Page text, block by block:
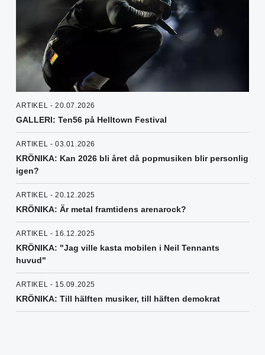
ARTIKEL - 20.07.2026
GALLERI: Ten56 på Helltown Festival
ARTIKEL - 03.01.2026
KRÖNIKA: Kan 2026 bli året då popmusiken blir personlig
igen?
ARTIKEL - 20.12.2025
KRÖNIKA: Är metal framtidens arenarock?
ARTIKEL - 16.12.2025
KRÖNIKA: "Jag ville kasta mobilen i Neil Tennants
huvud"
ARTIKEL - 15.09.2025
KRÖNIKA: Till hälften musiker, till häften demokrat